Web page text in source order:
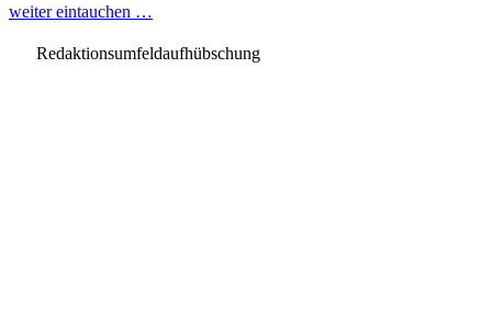
weiter eintauchen …
Redaktionsumfeldaufhübschung